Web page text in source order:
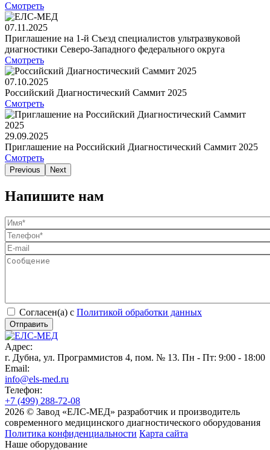
Смотреть
07.11.2025
Приглашение на 1-й Съезд специалистов ультразвуковой
диагностики Северо-Западного федерального округа
Смотреть
07.10.2025
Российский Диагностический Саммит 2025
Смотреть
29.09.2025
Приглашение на Российский Диагностический Саммит 2025
Смотреть
Previous Next
Напишите нам
Согласен(а) с Политикой обработки данных
Адрес:
г. Дубна, ул. Программистов 4, пом. № 13. Пн - Пт: 9:00 - 18:00
Email:
info@els-med.ru
Телефон:
+7 (499) 288-72-08
2026 © Завод «ЕЛС-МЕД» разработчик и производитель
современного медицинского диагностического оборудования
Политика конфиденциальности Карта сайта
Наше оборудование